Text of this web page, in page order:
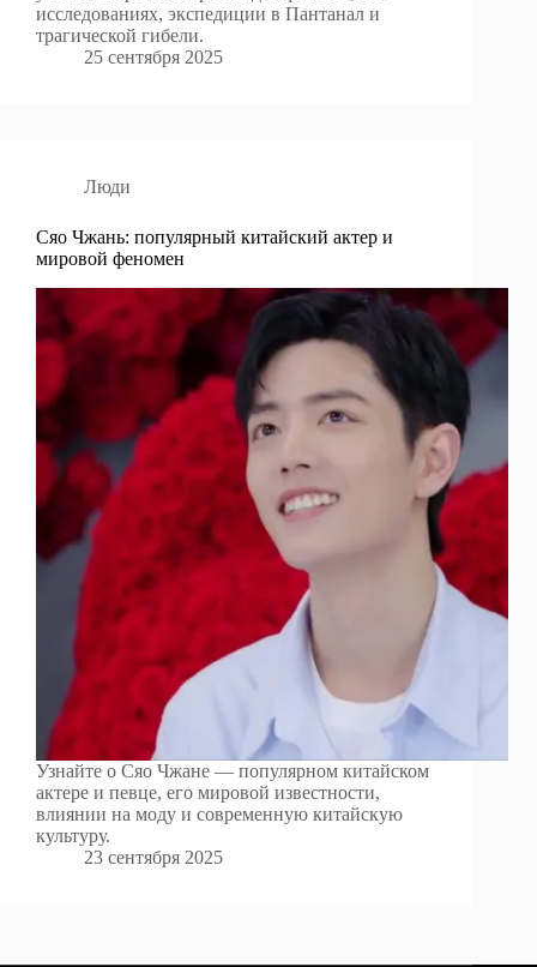
исследованиях, экспедиции в Пантанал и
трагической гибели.
25 сентября 2025
Люди
Сяо Чжань: популярный китайский актер и
мировой феномен
Узнайте о Сяо Чжане — популярном китайском
актере и певце, его мировой известности,
влиянии на моду и современную китайскую
культуру.
23 сентября 2025